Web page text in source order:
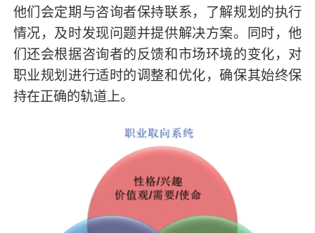
他们会定期与咨询者保持联系，了解规划的执行
情况，及时发现问题并提供解决方案。同时，他
们还会根据咨询者的反馈和市场环境的变化，对
职业规划进行适时的调整和优化，确保其始终保
持在正确的轨道上。